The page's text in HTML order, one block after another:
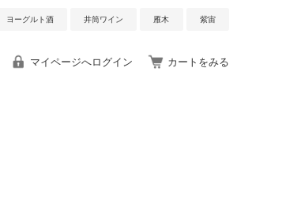
ヨーグルト酒 井筒ワイン 雁木 紫宙
マイページへログイン カートをみる